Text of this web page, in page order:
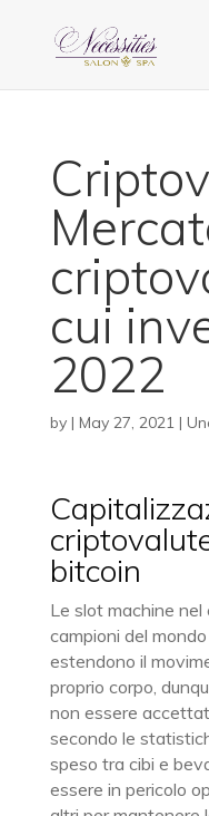
cui
2022
by | May 27, 2021|
bitcoin
Le slot machine
campioni del
estendono il
proprio corpo,
non essere
secondo le
speso tra cibi e
essere in pericolo